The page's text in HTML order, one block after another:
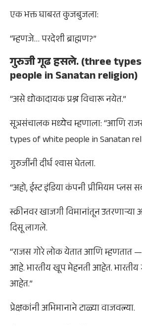
एक भक्त घाबरत कुजबुजला:
“म्हणजे… परदेशी ब्राह्मण?”
गुरुजी गूढ हसले. (three
people in Sanatan religion)
“असे धोकादायक प्रश्न विचारू नयेत.”
सूत्रसंचालक मध्येच म्हणाला: “आणि
types of white people in Sanatan
गुरुजींनी दीर्घ श्वास घेतला.
“अहो, ईस्ट इंडिया कंपनी प्रीमियम प्लस
स्क्रीनवर खाजगी विमानांतून
दिसू लागले.
“राजस गोरे लोक येतात आणि म्हणतात —
आहे. भारतीय खूप मेहनती आहेत. भारतीय
आहेत.”
प्रेक्षकांनी अभिमानाने टाळ्या वाजवल्या.